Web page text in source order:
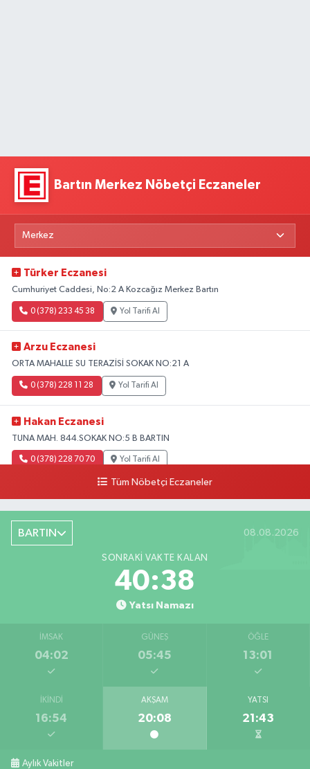
Bartın Merkez Nöbetçi Eczaneler
Türker Eczanesi
Cumhuriyet Caddesi, No:2 A Kozcağız Merkez Bartın
0 (378) 233 45 38 Yol Tarifi Al
Arzu Eczanesi
ORTA MAHALLE SU TERAZİSİ SOKAK NO:21 A
0 (378) 228 11 28 Yol Tarifi Al
Hakan Eczanesi
TUNA MAH. 844.SOKAK NO:5 B BARTIN
0 (378) 228 70 70 Yol Tarifi Al
Tüm Nöbetçi Eczaneler
BARTIN 08.08.2026
SONRAKI VAKTE KALAN
40:37
Yatsı Namazı
İMSAK
04:02
GÜNEŞ
05:45
ÖĞLE
13:01
İKINDI
16:54
AKŞAM
20:08
YATSI
21:43
Aylık Vakitler